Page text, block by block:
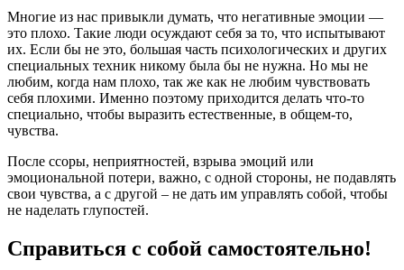
Многие из нас привыкли думать, что негативные эмоции —
это плохо. Такие люди осуждают себя за то, что испытывают
их. Если бы не это, большая часть психологических и других
специальных техник никому была бы не нужна. Но мы не
любим, когда нам плохо, так же как не любим чувствовать
себя плохими. Именно поэтому приходится делать что-то
специально, чтобы выразить естественные, в общем-то,
чувства.
После ссоры, неприятностей, взрыва эмоций или
эмоциональной потери, важно, с одной стороны, не подавлять
свои чувства, а с другой – не дать им управлять собой, чтобы
не наделать глупостей.
Справиться с собой самостоятельно!